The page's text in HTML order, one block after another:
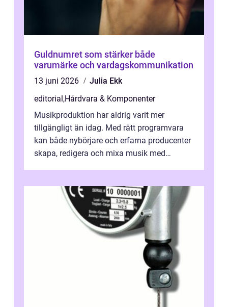
Guldnumret som stärker både
varumärke och vardagskommunikation
13 juni 2026
Julia Ekk
editorial,Hårdvara & Komponenter
Musikproduktion har aldrig varit mer
tillgängligt än idag. Med rätt programvara
kan både nybörjare och erfarna producenter
skapa, redigera och mixa musik med